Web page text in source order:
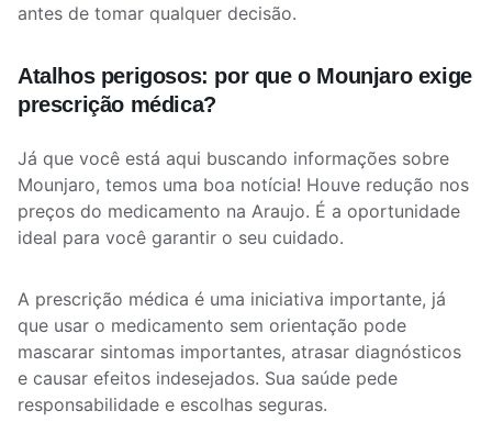
antes de tomar qualquer decisão.
Atalhos perigosos: por que o Mounjaro exige
prescrição médica?
Já que você está aqui buscando informações sobre
Mounjaro, temos uma boa notícia! Houve redução nos
preços do medicamento na Araujo. É a oportunidade
ideal para você garantir o seu cuidado.
A prescrição médica é uma iniciativa importante, já
que usar o medicamento sem orientação pode
mascarar sintomas importantes, atrasar diagnósticos
e causar efeitos indesejados. Sua saúde pede
responsabilidade e escolhas seguras.